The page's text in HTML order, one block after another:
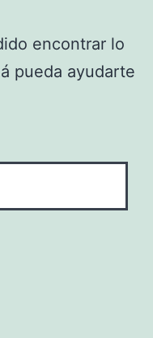
encontrar lo
pueda ayudarte